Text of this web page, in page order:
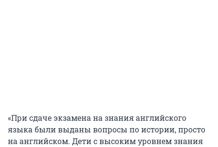
«При сдаче экзамена на знания английского
языка были выданы вопросы по истории, просто
на английском. Дети с высоким уровнем знания